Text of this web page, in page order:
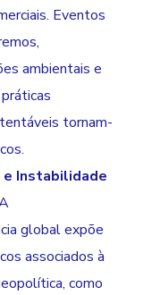
Eventos
ambientais e
tornam-
e Instabilidade
global expõe
associados à
como